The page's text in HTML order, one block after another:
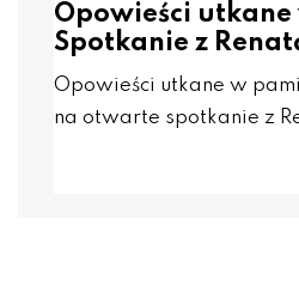
Opowieści
Spotkanie z
Opowieści utkane w
na otwarte spotkanie z